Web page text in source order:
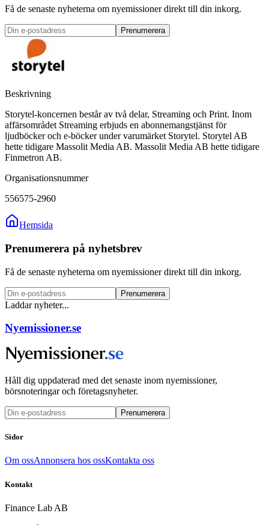
Få de senaste nyheterna om nyemissioner direkt till din inkorg.
Prenumerera
Beskrivning
Storytel-koncernen består av två delar, Streaming och Print. Inom
affärsområdet Streaming erbjuds en abonnemangstjänst för
ljudböcker och e-böcker under varumärket Storytel. Storytel AB
hette tidigare Massolit Media AB. Massolit Media AB hette tidigare
Finmetron AB.
Organisationsnummer
556575-2960
Hemsida
Prenumerera på nyhetsbrev
Få de senaste nyheterna om nyemissioner direkt till din inkorg.
Prenumerera
Laddar nyheter...
Nyemissioner.se
Håll dig uppdaterad med det senaste inom nyemissioner,
börsnoteringar och företagsnyheter.
Prenumerera
Sidor
Om ossAnnonsera hos ossKontakta oss
Kontakt
Finance Lab AB